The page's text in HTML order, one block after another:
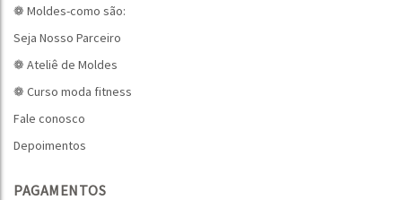
❁ Moldes-como são:
Seja Nosso Parceiro
❁ Ateliê de Moldes
❁ Curso moda fitness
Fale conosco
Depoimentos
PAGAMENTOS